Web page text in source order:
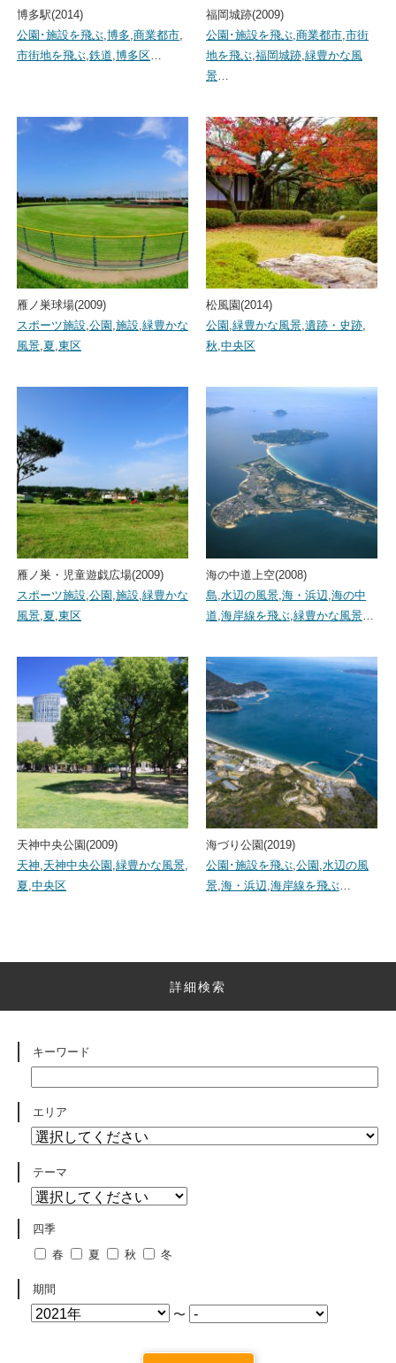
博多駅(2014)
公園･施設を飛ぶ,博多,商業都市,
市街地を飛ぶ,鉄道,博多区…
福岡城跡(2009)
公園･施設を飛ぶ,商業都市,市街
地を飛ぶ,福岡城跡,緑豊かな風
景…
雁ノ巣球場(2009)
スポーツ施設,公園 ,施設,緑豊かな
風景,夏,東区
松風園(2014)
公園 ,緑豊かな風景,遺跡・史跡,
秋,中央区
雁ノ巣・児童遊戯広場(2009)
スポーツ施設,公園 ,施設,緑豊かな
風景,夏,東区
海の中道上空(2008)
島,水辺の風景,海・浜辺,海の中
道,海岸線を飛ぶ,緑豊かな風景…
天神中央公園(2009)
天神,天神中央公園 ,緑豊かな風景,
夏,中央区
海づり公園(2019)
公園･施設を飛ぶ,公園 ,水辺の風
景,海・浜辺,海岸線を飛ぶ…
詳細検索
キーワード
エリア
テーマ
四季
春
夏 秋 冬
期間
〜